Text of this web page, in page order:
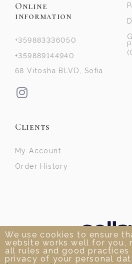
We use cookies to ensure
website works well for you,
all rules and good practices
privacy of your personal
Online
information
+359883336050
+359889144940
68 Vitosha BLVD, Sofia
Clients
My Account
Order History